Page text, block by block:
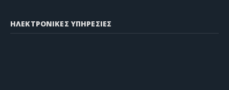
ΗΛΕΚΤΡΟΝΙΚΕΣ ΥΠΗΡΕΣΙΕΣ